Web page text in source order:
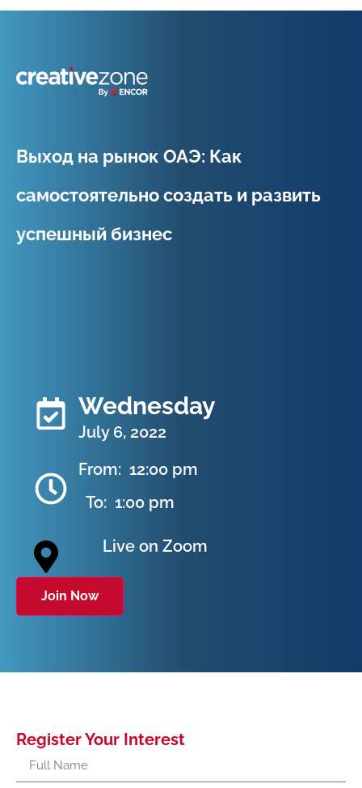
Выход на рынок ОАЭ: Как
самостоятельно создать и развить
успешный бизнес
Wednesday
July 6, 2022
From: 12:00 pm
To: 1:00 pm
Live on Zoom
Join Now
Register Your Interest